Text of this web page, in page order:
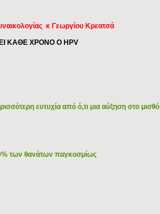
κ Γεωργίου Κρεατσά
ΚΑΘΕ ΧΡΟΝΟ Ο HPV
ευτυχία από ό,τι μια αύξηση στο μισθό
των θανάτων παγκοσμίως